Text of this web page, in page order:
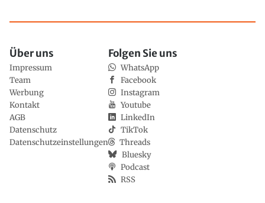
Über uns
Impressum
Team
Werbung
Kontakt
AGB
Datenschutz
Datenschutzeinstellungen
Folgen Sie uns
WhatsApp
Facebook
Instagram
Youtube
LinkedIn
TikTok
Threads
Bluesky
Podcast
RSS